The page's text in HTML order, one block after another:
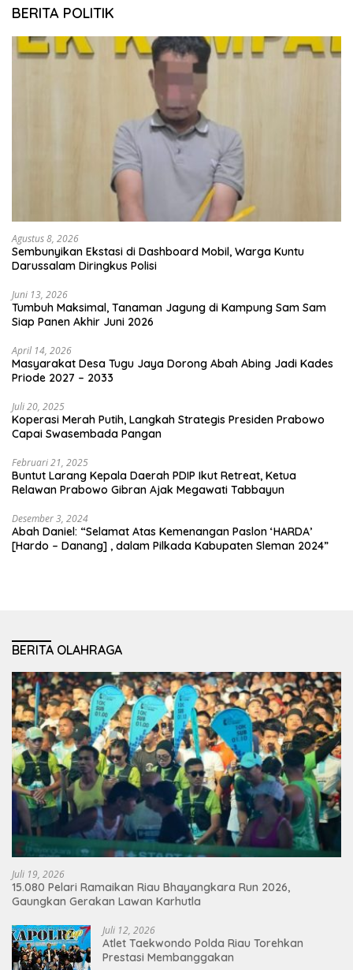
BERITA POLITIK
Agustus 8, 2026
Sembunyikan Ekstasi di Dashboard Mobil, Warga Kuntu
Darussalam Diringkus Polisi
Juni 13, 2026
Tumbuh Maksimal, Tanaman Jagung di Kampung Sam Sam
Siap Panen Akhir Juni 2026
April 14, 2026
Masyarakat Desa Tugu Jaya Dorong Abah Abing Jadi Kades
Priode 2027 – 2033
Juli 20, 2025
Koperasi Merah Putih, Langkah Strategis Presiden Prabowo
Capai Swasembada Pangan
Februari 21, 2025
Buntut Larang Kepala Daerah PDIP Ikut Retreat, Ketua
Relawan Prabowo Gibran Ajak Megawati Tabbayun
Desember 3, 2024
Abah Daniel: “Selamat Atas Kemenangan Paslon ‘HARDA’
[Hardo – Danang] , dalam Pilkada Kabupaten Sleman 2024”
BERITA OLAHRAGA
Juli 19, 2026
15.080 Pelari Ramaikan Riau Bhayangkara Run 2026,
Gaungkan Gerakan Lawan Karhutla
Juli 12, 2026
Atlet Taekwondo Polda Riau Torehkan
Prestasi Membanggakan